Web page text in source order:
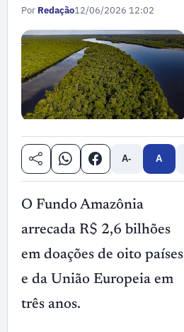
Por Redação12/06/2026 12:02
A- A
O Fundo Amazônia
arrecada R$ 2,6 bilhões
em doações de oito países
e da União Europeia em
três anos.